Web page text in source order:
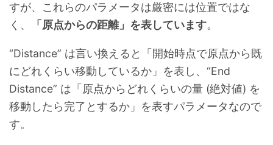
すが、これらのパラメータは厳密には位置ではな
く、
「原点からの距離」を表しています。
“Distance” は言い換えると「開始時点で原点から既
にどれくらい移動しているか」を表し、“End
Distance” は「原点からどれくらいの量 (絶対値) を
移動したら完了とするか」を表すパラメータなので
す。